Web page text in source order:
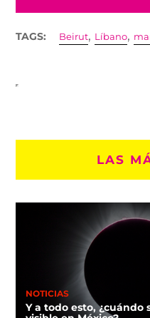
TAGS: Beirut, Líbano,
LAS
NOTICIAS
Y a todo esto, ¿cuándo